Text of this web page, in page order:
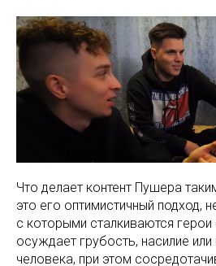
Что делает контент Пушера
это его оптимистичный подход,
с которыми сталкиваются
осуждает грубость, насилие
человека, при этом